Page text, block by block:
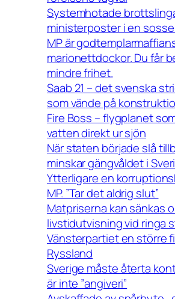
Systemhotade
ministerposter i en
MP är
marionettdockor. Du får
mindre frihet.
Saab 21 – det svenska
som vände på
Fire Boss – flygplanet
vatten direkt ur sjön
När staten började slå
minskar gängvåldet i
Ytterligare en
MP. ”Tar det aldrig slut”
Matpriserna kan sänkas
livstidutvisning vid ringa
Vänsterpartiet en större
Ryssland
Sverige måste återta
är inte ”angiveri”